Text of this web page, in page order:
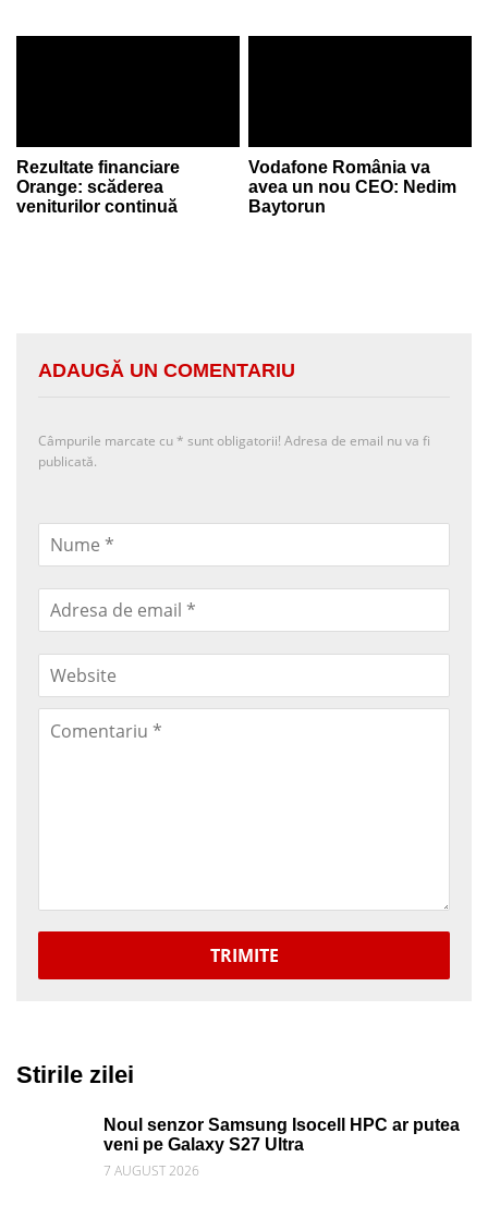
Rezultate financiare
Orange: scăderea
veniturilor continuă
Vodafone România va
avea un nou CEO: Nedim
Baytorun
ADAUGĂ UN COMENTARIU
Câmpurile marcate cu * sunt obligatorii! Adresa de email nu va fi
publicată.
TRIMITE
Stirile zilei
Noul senzor Samsung Isocell HPC ar putea
veni pe Galaxy S27 Ultra
7 AUGUST 2026